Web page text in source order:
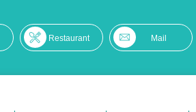
Restaurant Mail